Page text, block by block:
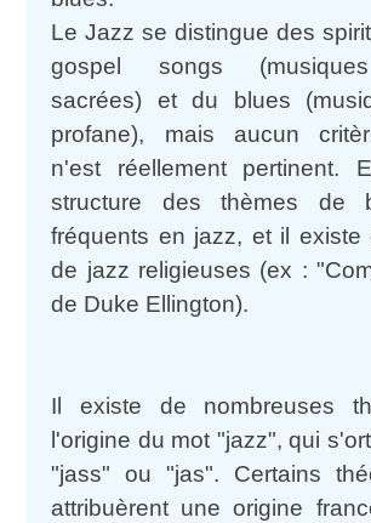
Le Jazz se distingue des
gospel songs
sacrées) et du blues
profane), mais aucun
n'est réellement pertinent.
structure des thèmes de
fréquents en jazz, et il existe
de jazz religieuses (ex :
de Duke Ellington).
Il existe de nombreuses
l'origine du mot "jazz", qui
"jass" ou "jas". Certains
attribuèrent une origine